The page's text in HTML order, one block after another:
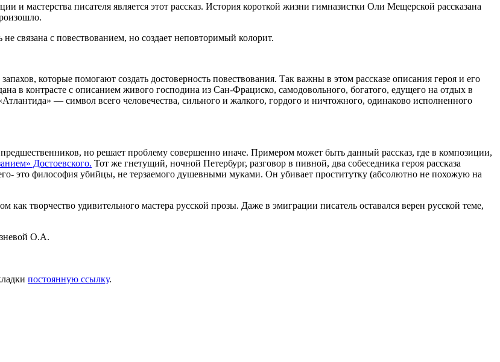
мастерства писателя является этот рассказ. История короткой жизни гимназистки Оли Мещерской рассказана
связана с повествованием, но создает неповторимый колорит.
которые помогают создать достоверность повествования. Так важны в этом рассказе описания героя и его
в контрасте с описанием живого господина из Сан-Фрациско, самодовольного, богатого, едущего на отдых в
— символ всего человечества, сильного и жалкого, гордого и ничтожного, одинаково исполненного
но решает проблему совершенно иначе. Примером может быть данный рассказ, где в композиции,
Достоевского. Тот же гнетущий, ночной Петербург, разговор в пивной, два собеседника героя рассказа
это философия убийцы, не терзаемого душевными муками. Он убивает проститутку (абсолютно не похожую на
творчество удивительного мастера русской прозы. Даже в эмиграции писатель оставался верен русской теме,
О.А.
постоянную ссылку.